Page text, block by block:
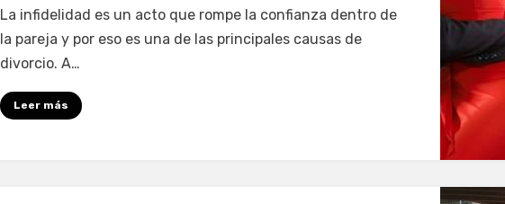
porEnrique
La infidelidad es un acto que rompe la confianza dentro de
la pareja y por eso es una de las principales causas de
divorcio. A…
Leer más